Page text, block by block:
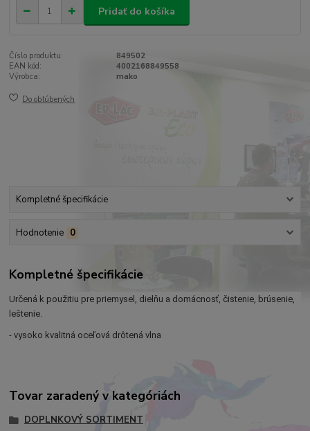
Pridať do košíka
Číslo produktu:
849502
EAN kód:
4002168849558
Výrobca:
mako
Do obľúbených
Kompletné špecifikácie
Hodnotenie 0
Kompletné špecifikácie
Určená k použitiu pre priemysel, dielňu a domácnosť, čistenie, brúsenie,
leštenie.
- vysoko kvalitná oceľová drôtená vlna
Tovar zaradený v kategóriách
DOPLNKOVÝ SORTIMENT